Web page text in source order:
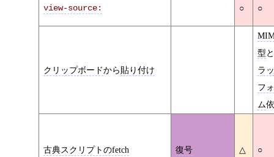
view-source: ○ ○
クリップボードから貼り付け
型
ラ
フ
ム
古典スクリプトのfetch 復号 △ ○